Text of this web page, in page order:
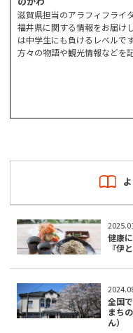
滋賀県担当のアラフィフライ
福井県に関する情報をお届け
は中学生にも負けるレベルで
方々の物語や観光情報などを
健康
『伊
全国
まち
ん）